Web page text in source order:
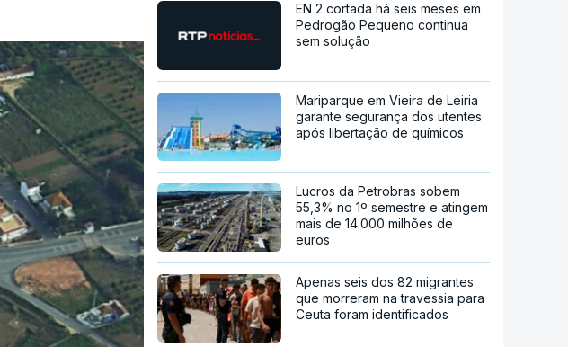
EN 2 cortada há seis meses em
Pedrogão Pequeno continua
sem solução
Mariparque em Vieira de Leiria
garante segurança dos utentes
após libertação de químicos
Lucros da Petrobras sobem
55,3% no 1º semestre e atingem
mais de 14.000 milhões de
euros
Apenas seis dos 82 migrantes
que morreram na travessia para
Ceuta foram identificados